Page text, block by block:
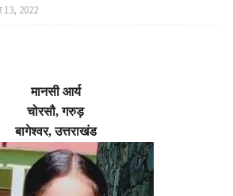
2022
मानसी आर्य
चोरसौ,गरुड़
बागेश्वर,उत्तराखंड